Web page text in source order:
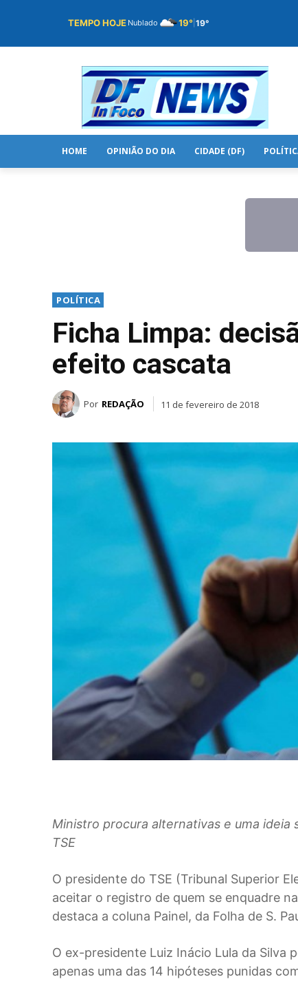
TEMPO HOJE Nublado 19° 19°
HOME OPINIÃO DO DIA CIDADE (DF)
POLÍTICA
Ficha Limpa:
efeito cascata
Por REDAÇÃO 11 de fevereiro de 2018
Ministro procura alternativas e uma
TSE
O presidente do TSE (Tribunal Superior
aceitar o registro de quem se enquadre
destaca a coluna Painel, da Folha de S.
O ex-presidente Luiz Inácio Lula da Silva
apenas uma das 14 hipóteses punidas